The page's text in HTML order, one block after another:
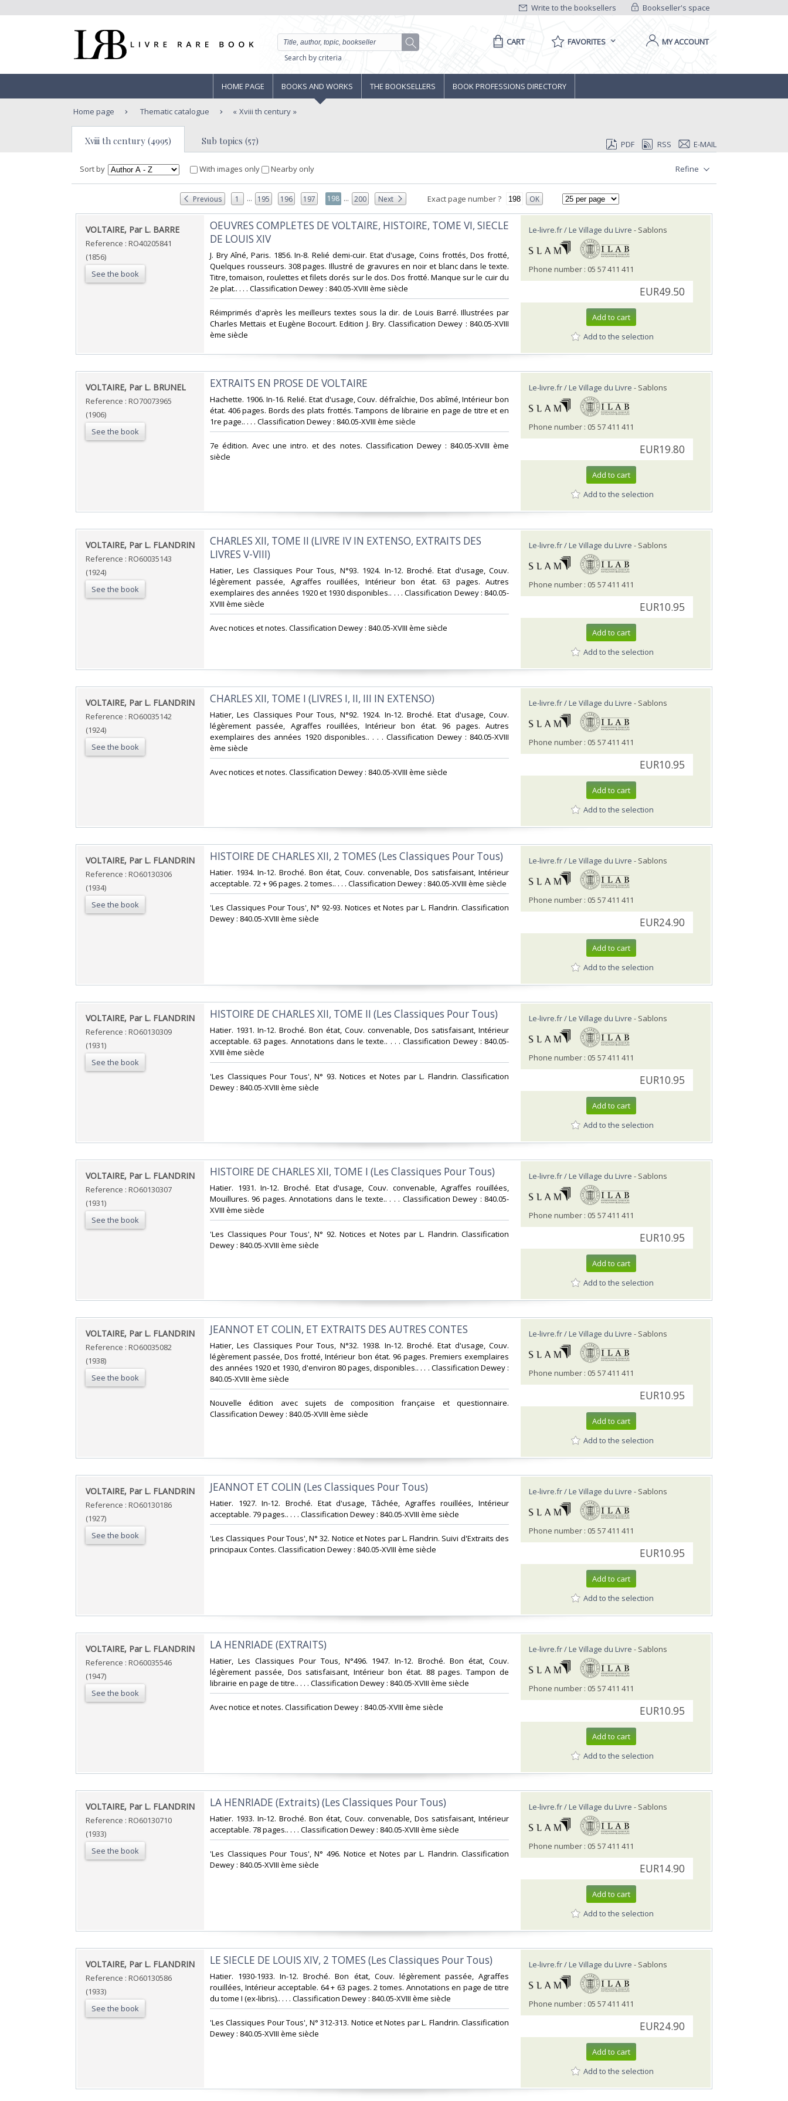
Bookseller's space
Write to the booksellers
Search by criteria
CART FAVORITES MY ACCOUNT
HOME PAGE BOOKS AND WORKS THE BOOKSELLERS BOOK PROFESSIONS DIRECTORY
Home page Thematic catalogue Xviii th century
Xviii th century (4995) Sub topics (57) PDF RSS E-MAIL
Sort by With images only Nearby only Refine
Previous 1 ... 195 196 197 198 ... 200 Next Exact page number ? OK
‎VOLTAIRE, Par L. BARRE‎
Reference : RO40205841
(1856)
See the book
‎OEUVRES COMPLETES DE VOLTAIRE, HISTOIRE, TOME VI, SIECLE
DE LOUIS XIV‎
‎J. Bry Aîné, Paris. 1856. In-8. Relié demi-cuir. Etat d'usage, Coins frottés, Dos frotté,
Quelques rousseurs. 308 pages. Illustré de gravures en noir et blanc dans le texte.
Titre, tomaison, roulettes et filets dorés sur le dos. Dos frotté. Manque sur le cuir du
2e plat.. . . . Classification Dewey : 840.05-XVIII ème siècle‎
‎Réimprimés d'après les meilleurs textes sous la dir. de Louis Barré. Illustrées par
Charles Mettais et Eugène Bocourt. Edition J. Bry. Classification Dewey : 840.05-XVIII
ème siècle‎
Le-livre.fr / Le Village du Livre - Sablons
Phone number : 05 57 411 411
EUR49.50
Add to cart
Add to the selection
‎VOLTAIRE, Par L. BRUNEL‎
Reference : RO70073965
(1906)
See the book
‎EXTRAITS EN PROSE DE VOLTAIRE‎
‎Hachette. 1906. In-16. Relié. Etat d'usage, Couv. défraîchie, Dos abîmé, Intérieur bon
état. 406 pages. Bords des plats frottés. Tampons de librairie en page de titre et en
1re page.. . . . Classification Dewey : 840.05-XVIII ème siècle‎
‎7e édition. Avec une intro. et des notes. Classification Dewey : 840.05-XVIII ème
siècle‎
Le-livre.fr / Le Village du Livre - Sablons
Phone number : 05 57 411 411
EUR19.80
Add to cart
Add to the selection
‎VOLTAIRE, Par L. FLANDRIN‎
Reference : RO60035143
(1924)
See the book
‎CHARLES XII, TOME II (LIVRE IV IN EXTENSO, EXTRAITS DES
LIVRES V-VIII)‎
‎Hatier, Les Classiques Pour Tous, N°93. 1924. In-12. Broché. Etat d'usage, Couv.
légèrement passée, Agraffes rouillées, Intérieur bon état. 63 pages. Autres
exemplaires des années 1920 et 1930 disponibles.. . . . Classification Dewey : 840.05-
XVIII ème siècle‎
‎Avec notices et notes. Classification Dewey : 840.05-XVIII ème siècle‎
Le-livre.fr / Le Village du Livre - Sablons
Phone number : 05 57 411 411
EUR10.95
Add to cart
Add to the selection
‎VOLTAIRE, Par L. FLANDRIN‎
Reference : RO60035142
(1924)
See the book
‎CHARLES XII, TOME I (LIVRES I, II, III IN EXTENSO)‎
‎Hatier, Les Classiques Pour Tous, N°92. 1924. In-12. Broché. Etat d'usage, Couv.
légèrement passée, Agraffes rouillées, Intérieur bon état. 96 pages. Autres
exemplaires des années 1920 disponibles.. . . . Classification Dewey : 840.05-XVIII
ème siècle‎
‎Avec notices et notes. Classification Dewey : 840.05-XVIII ème siècle‎
Le-livre.fr / Le Village du Livre - Sablons
Phone number : 05 57 411 411
EUR10.95
Add to cart
Add to the selection
‎VOLTAIRE, Par L. FLANDRIN‎
Reference : RO60130306
(1934)
See the book
‎HISTOIRE DE CHARLES XII, 2 TOMES (Les Classiques Pour Tous)‎
‎Hatier. 1934. In-12. Broché. Bon état, Couv. convenable, Dos satisfaisant, Intérieur
acceptable. 72 + 96 pages. 2 tomes.. . . . Classification Dewey : 840.05-XVIII ème siècle‎
‎'Les Classiques Pour Tous', N° 92-93. Notices et Notes par L. Flandrin. Classification
Dewey : 840.05-XVIII ème siècle‎
Le-livre.fr / Le Village du Livre - Sablons
Phone number : 05 57 411 411
EUR24.90
Add to cart
Add to the selection
‎VOLTAIRE, Par L. FLANDRIN‎
Reference : RO60130309
(1931)
See the book
‎HISTOIRE DE CHARLES XII, TOME II (Les Classiques Pour Tous)‎
‎Hatier. 1931. In-12. Broché. Bon état, Couv. convenable, Dos satisfaisant, Intérieur
acceptable. 63 pages. Annotations dans le texte.. . . . Classification Dewey : 840.05-
XVIII ème siècle‎
‎'Les Classiques Pour Tous', N° 93. Notices et Notes par L. Flandrin. Classification
Dewey : 840.05-XVIII ème siècle‎
Le-livre.fr / Le Village du Livre - Sablons
Phone number : 05 57 411 411
EUR10.95
Add to cart
Add to the selection
‎VOLTAIRE, Par L. FLANDRIN‎
Reference : RO60130307
(1931)
See the book
‎HISTOIRE DE CHARLES XII, TOME I (Les Classiques Pour Tous)‎
‎Hatier. 1931. In-12. Broché. Etat d'usage, Couv. convenable, Agraffes rouillées,
Mouillures. 96 pages. Annotations dans le texte.. . . . Classification Dewey : 840.05-
XVIII ème siècle‎
‎'Les Classiques Pour Tous', N° 92. Notices et Notes par L. Flandrin. Classification
Dewey : 840.05-XVIII ème siècle‎
Le-livre.fr / Le Village du Livre - Sablons
Phone number : 05 57 411 411
EUR10.95
Add to cart
Add to the selection
‎VOLTAIRE, Par L. FLANDRIN‎
Reference : RO60035082
(1938)
See the book
‎JEANNOT ET COLIN, ET EXTRAITS DES AUTRES CONTES‎
‎Hatier, Les Classiques Pour Tous, N°32. 1938. In-12. Broché. Etat d'usage, Couv.
légèrement passée, Dos frotté, Intérieur bon état. 96 pages. Premiers exemplaires
des années 1920 et 1930, d'environ 80 pages, disponibles.. . . . Classification Dewey :
840.05-XVIII ème siècle‎
‎Nouvelle édition avec sujets de composition française et questionnaire.
Classification Dewey : 840.05-XVIII ème siècle‎
Le-livre.fr / Le Village du Livre - Sablons
Phone number : 05 57 411 411
EUR10.95
Add to cart
Add to the selection
‎VOLTAIRE, Par L. FLANDRIN‎
Reference : RO60130186
(1927)
See the book
‎JEANNOT ET COLIN (Les Classiques Pour Tous)‎
‎Hatier. 1927. In-12. Broché. Etat d'usage, Tâchée, Agraffes rouillées, Intérieur
acceptable. 79 pages.. . . . Classification Dewey : 840.05-XVIII ème siècle‎
‎'Les Classiques Pour Tous', N° 32. Notice et Notes par L. Flandrin. Suivi d'Extraits des
principaux Contes. Classification Dewey : 840.05-XVIII ème siècle‎
Le-livre.fr / Le Village du Livre - Sablons
Phone number : 05 57 411 411
EUR10.95
Add to cart
Add to the selection
‎VOLTAIRE, Par L. FLANDRIN‎
Reference : RO60035546
(1947)
See the book
‎LA HENRIADE (EXTRAITS)‎
‎Hatier, Les Classiques Pour Tous, N°496. 1947. In-12. Broché. Bon état, Couv.
légèrement passée, Dos satisfaisant, Intérieur bon état. 88 pages. Tampon de
librairie en page de titre.. . . . Classification Dewey : 840.05-XVIII ème siècle‎
‎Avec notice et notes. Classification Dewey : 840.05-XVIII ème siècle‎
Le-livre.fr / Le Village du Livre - Sablons
Phone number : 05 57 411 411
EUR10.95
Add to cart
Add to the selection
‎VOLTAIRE, Par L. FLANDRIN‎
Reference : RO60130710
(1933)
See the book
‎LA HENRIADE (Extraits) (Les Classiques Pour Tous)‎
‎Hatier. 1933. In-12. Broché. Bon état, Couv. convenable, Dos satisfaisant, Intérieur
acceptable. 78 pages.. . . . Classification Dewey : 840.05-XVIII ème siècle‎
‎'Les Classiques Pour Tous', N° 496. Notice et Notes par L. Flandrin. Classification
Dewey : 840.05-XVIII ème siècle‎
Le-livre.fr / Le Village du Livre - Sablons
Phone number : 05 57 411 411
EUR14.90
Add to cart
Add to the selection
‎VOLTAIRE, Par L. FLANDRIN‎
Reference : RO60130586
(1933)
See the book
‎LE SIECLE DE LOUIS XIV, 2 TOMES (Les Classiques Pour Tous)‎
‎Hatier. 1930-1933. In-12. Broché. Bon état, Couv. légèrement passée, Agraffes
rouillées, Intérieur acceptable. 64 + 63 pages. 2 tomes. Annotations en page de titre
du tome I (ex-libris).. . . . Classification Dewey : 840.05-XVIII ème siècle‎
‎'Les Classiques Pour Tous', N° 312-313. Notice et Notes par L. Flandrin. Classification
Dewey : 840.05-XVIII ème siècle‎
Le-livre.fr / Le Village du Livre - Sablons
Phone number : 05 57 411 411
EUR24.90
Add to cart
Add to the selection